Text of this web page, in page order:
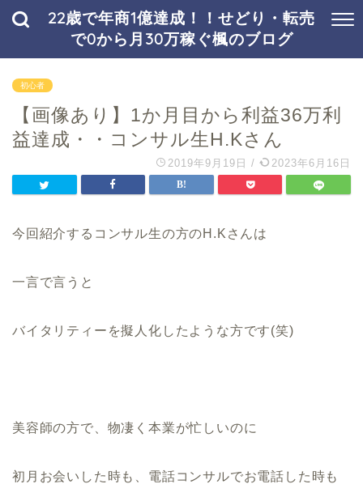
22歳で年商1億達成！！せどり・転売
で0から月30万稼ぐ楓のブログ
初心者
【画像あり】1か月目から利益36万利
益達成・・コンサル生H.Kさん
2019年9月19日 / 2023年6月16日
今回紹介するコンサル生の方のH.Kさんは
一言で言うと
バイタリティーを擬人化したような方です(笑)
美容師の方で、物凄く本業が忙しいのに
初月お会いした時も、電話コンサルでお電話した時も